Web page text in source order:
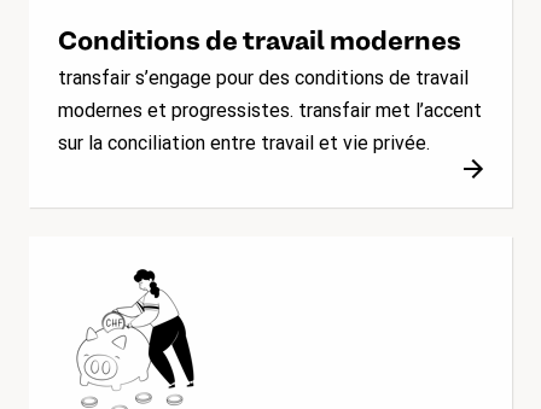
Conditions de travail modernes
transfair s’engage pour des conditions de travail
modernes et progressistes. transfair met l’accent
sur la conciliation entre travail et vie privée.